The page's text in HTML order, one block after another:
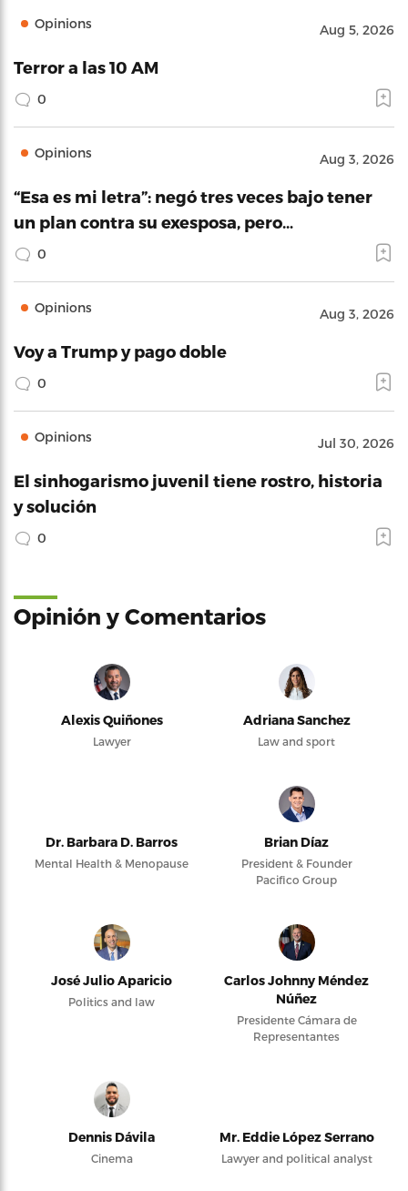
Opinions Aug 5, 2026
Terror a las 10 AM
0
Opinions Aug 3, 2026
“Esa es mi letra”: negó tres veces bajo tener
un plan contra su exesposa, pero…
0
Opinions Aug 3, 2026
Voy a Trump y pago doble
0
Opinions Jul 30, 2026
El sinhogarismo juvenil tiene rostro, historia
y solución
0
Opinión y Comentarios
Alexis Quiñones
Lawyer
Adriana Sanchez
Law and sport
Dr. Barbara D. Barros
Mental Health & Menopause
Brian Díaz
President & Founder
Pacifico Group
José Julio Aparicio
Politics and law
Carlos Johnny Méndez
Núñez
Presidente Cámara de
Representantes
Dennis Dávila
Cinema
Mr. Eddie López Serrano
Lawyer and political analyst